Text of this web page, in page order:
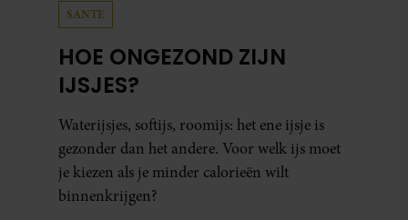
SANTE
HOE ONGEZOND ZIJN
IJSJES?
Waterijsjes, softijs, roomijs: het ene ijsje is
gezonder dan het andere. Voor welk ijs moet
je kiezen als je minder calorieën wilt
binnenkrijgen?